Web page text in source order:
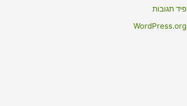
פיד תגובות
WordPress.org